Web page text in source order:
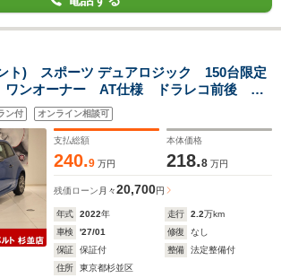
ト) スポーツ デュアロジック 150台限定
ンオーナー AT仕様 ドラレコ前後
ドライト TFTメーター クルコン 限定
ミ
ン付 オンライン相談可
支払総額
240.9 万円
本体価格
218.8 万円
残価ローン 月々20,700円
年式 2022年 走行 2.2万km
車検
'27/01 修復
なし
保証
保証付 整備
法定整備付
住所
東京都杉並区